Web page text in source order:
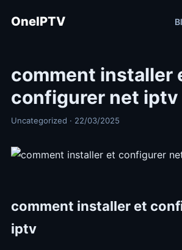
OneIPTV
comment installer
configurer net iptv
Uncategorized · 22/03/2025
comment installer et
iptv